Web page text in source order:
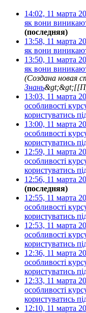
14:02, 11 марта
як вони
(последняя)
13:58, 11 марта
як вони
13:50, 11 марта
як вони
(Создана новая
Знань
13:03, 11 марта
особливості
користуватись
13:00, 11 марта
особливості
користуватись
12:59, 11 марта
особливості
користуватись
12:56, 11 марта
(последняя)
12:55, 11 марта
особливості
користуватись
12:53, 11 марта
особливості
користуватись
12:36, 11 марта
особливості
користуватись
12:33, 11 марта
особливості
користуватись
12:10, 11 марта